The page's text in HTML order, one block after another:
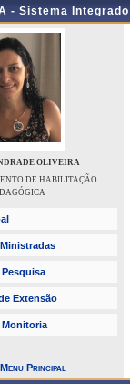
- Sistema
OLIVEIRA
DE HABILITAÇÃO
Extensão
Monitoria
Principal